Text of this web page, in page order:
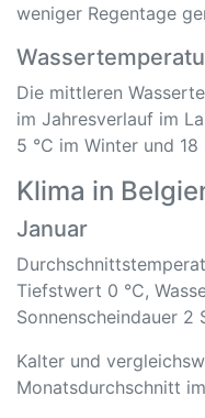
weniger Regentage
Die mittleren
im Jahresverlauf im
5 °C im Winter und
Klima in
Januar
Tiefstwert 0 °C,
Sonnenscheindauer 2
Kalter und
Monatsdurchschnitt